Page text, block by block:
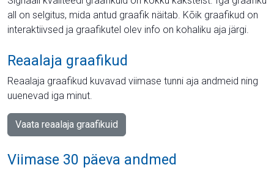
all on selgitus, mida antud graafik näitab. Kõik graafikud on
interaktiivsed ja graafikutel olev info on kohaliku aja järgi.
Reaalaja graafikud
Reaalaja graafikud kuvavad viimase tunni aja andmeid ning
uuenevad iga minut.
Vaata reaalaja graafikuid
Viimase 30 päeva andmed